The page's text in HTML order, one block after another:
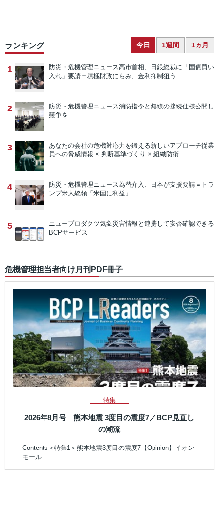
ランキング 今日 1週間 1ヵ月
1 防災・危機管理ニュース高市首相、日銀総裁に「国債買い
入れ」要請＝積極財政にらみ、金利抑制狙う
2 防災・危機管理ニュース消防指令と無線の接続仕様公開し
競争を
3 あなたの会社の危機対応力を鍛える新しいアプローチ従業
員への脅威情報 × 判断基準づくり × 組織防衛
4 防災・危機管理ニュース為替介入、日本が支援要請＝トラ
ンプ米大統領「米国に利益」
5 ニュープロダクツ気象災害情報と連携して安否確認できる
BCPサービス
危機管理担当者向け月刊PDF冊子
特集
2026年8月号 熊本地震 3度目の震度7／BCP見直し
の潮流
Contents＜特集1＞熊本地震3度目の震度7【Opinion】イオン
モール…